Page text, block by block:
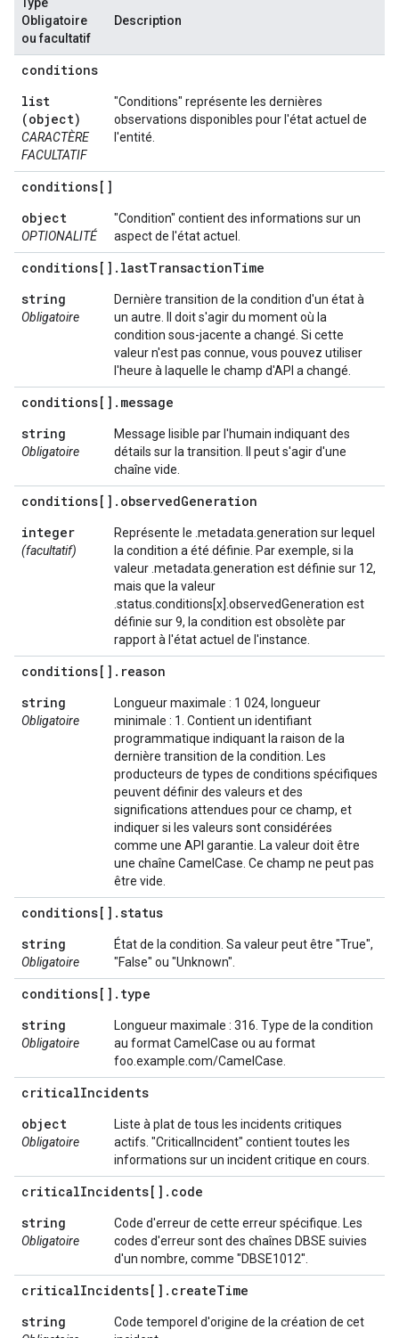
Obligatoire
ou facultatif
Description
conditions
list
(object)
CARACTÈRE
FACULTATIF
"Conditions" représente les dernières
observations disponibles pour l'état actuel de
l'entité.
conditions[]
object
OPTIONALITÉ
"Condition" contient des informations sur un
aspect de l'état actuel.
conditions[] . lastTransactionTime
string
Obligatoire
Dernière transition de la condition d'un état à
un autre. Il doit s'agir du moment où la
condition sous-jacente a changé. Si cette
valeur n'est pas connue, vous pouvez utiliser
l'heure à laquelle le champ d'API a changé.
conditions[] . message
string
Obligatoire
Message lisible par l'humain indiquant des
détails sur la transition. Il peut s'agir d'une
chaîne vide.
conditions[] . observedGeneration
integer
(facultatif)
Représente le .metadata.generation sur lequel
la condition a été définie. Par exemple, si la
valeur .metadata.generation est définie sur 12,
mais que la valeur
.status.conditions[x].observedGeneration est
définie sur 9, la condition est obsolète par
rapport à l'état actuel de l'instance.
conditions[] . reason
string
Obligatoire
Longueur maximale : 1 024, longueur
minimale : 1. Contient un identifiant
programmatique indiquant la raison de la
dernière transition de la condition. Les
producteurs de types de conditions spécifiques
peuvent définir des valeurs et des
significations attendues pour ce champ, et
indiquer si les valeurs sont considérées
comme une API garantie. La valeur doit être
une chaîne CamelCase. Ce champ ne peut pas
être vide.
conditions[] .status
string
Obligatoire
État de la condition. Sa valeur peut être "True",
"False" ou "Unknown".
conditions[] . type
string
Obligatoire
Longueur maximale : 316. Type de la condition
au format CamelCase ou au format
foo.example.com/CamelCase.
criticalIncidents
object
Obligatoire
Liste à plat de tous les incidents critiques
actifs. "CriticalIncident" contient toutes les
informations sur un incident critique en cours.
criticalIncidents[] . code
string
Obligatoire
Code d'erreur de cette erreur spécifique. Les
codes d'erreur sont des chaînes DBSE suivies
d'un nombre, comme "DBSE1012".
criticalIncidents[] . createTime
string
Code temporel d'origine de la création de cet